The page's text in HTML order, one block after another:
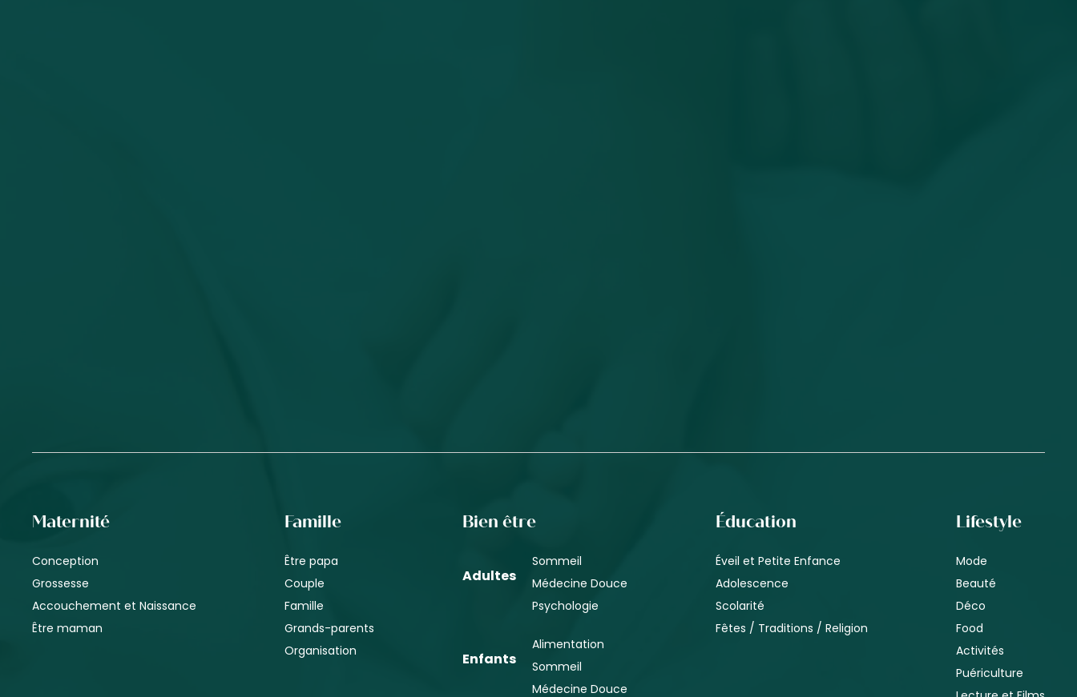
Maternité
Conception
Grossesse
Accouchement et Naissance
Être maman
Famille
Être papa
Couple
Famille
Grands-parents
Organisation
Bien être
Adultes
Sommeil
Médecine Douce
Psychologie
Enfants
Alimentation
Sommeil
Médecine Douce
Éducation
Éveil et Petite Enfance
Adolescence
Scolarité
Fêtes / Traditions / Religion
Lifestyle
Mode
Beauté
Déco
Food
Activités
Puériculture